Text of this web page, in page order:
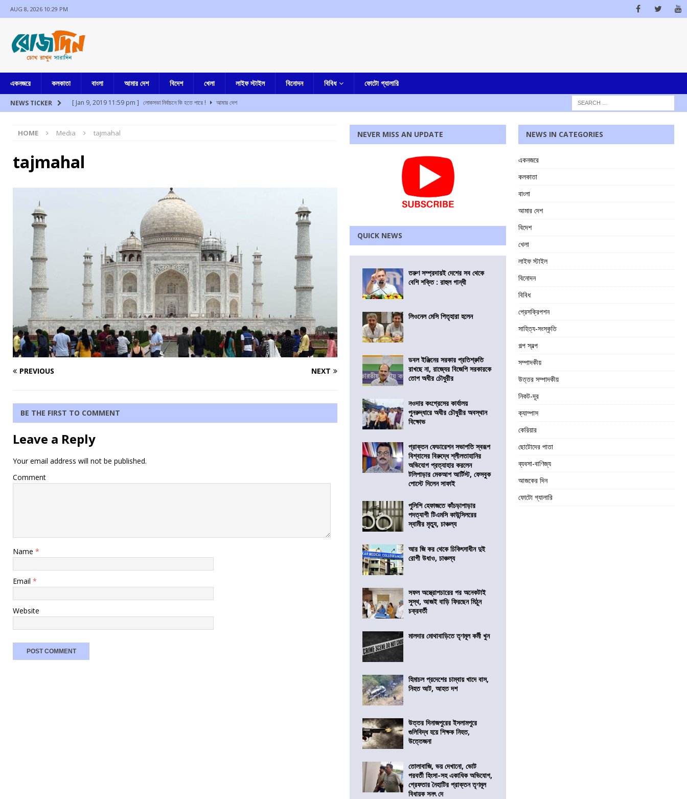
AUG 8, 2026 10:29 PM
একনজরে কলকাতা বাংলা আমার দেশ বিদেশ খেলা লাইফ স্টাইল বিনোদন বিবিধ ফোটো গ্যালারি
NEWS TICKER [ Jan 9, 2019 11:59 pm ] লোকসভা নির্বাচনে কি হতে পারে !
আমার দেশ
[ Aug 8, 2026 10:00 pm ]
[ Aug 8, 2026 8:14 pm ]
[ Aug 8, 2026 6:49 pm ] প্রাক্তন ফেডারেশন সভাপতি স্বরূপ বিশ্বাসের বিরুদ্ধে শ্লীলতাহানির অভিযোগ প্রত্যাহার করলেন টলিপাড়ার মেকআপ আর্টিস্ট, ফেসবুক পোস্টে দিলেন সাফাই
চুরির অপবাদে একই পরিবারের ৩ সদস্যকে মারধোর, উত্তেজনা ডোমজুর এলাকায়.. বাংলা
HOME Media tajmahal
tajmahal
PREVIOUS NEXT
BE THE FIRST TO COMMENT
Leave a Reply
Your email address will not be published.
Comment
Name *
Email *
Website
NEVER MISS AN UPDATE
QUICK NEWS
তরুণ সম্প্রদায়ই দেশের সব থেকে
বেশি শক্তি : রাহুল গান্ধী
লিওনেল মেসি পিতৃহারা হলেন
ডবল ইঞ্জিনের সরকার প্রতিশ্রুতি
রাখছে না, রাজ্যের বিজেপি সরকারকে
তোপ অধীর চৌধুরীর
নওদার কংগ্রেসের কার্যালয়
পুনরুদ্ধারে অধীর চৌধুরীর অবস্থান
বিক্ষোভ
প্রাক্তন ফেডারেশন সভাপতি স্বরূপ
বিশ্বাসের বিরুদ্ধে শ্লীলতাহানির
অভিযোগ প্রত্যাহার করলেন
টলিপাড়ার মেকআপ আর্টিস্ট, ফেসবুক
পোস্টে দিলেন সাফাই
পুলিশি হেফাজতে কাঁচড়াপাড়ার
পদত্যাগী টিএমসি কাউন্সিলরের
স্বামীর মৃত্যু, চাঞ্চল্য
আর জি কর থেকে চিকিৎসাধীন দুই
রোগী উধাও, চাঞ্চল্য
সফল অস্ত্রোপচারের পর অনেকটাই
সুস্থ, আজই বাড়ি ফিরছেন মিঠুন
চক্রবর্তী
মালদার মোথাবাড়িতে তৃণমূল কর্মী খুন
হিমাচল প্রদেশের চাম্বায় খাদে বাস,
নিহত আট, আহত দশ
উত্তর দিনাজপুরের ইসলামপুরে
গুলিবিদ্ধ হয়ে শিক্ষক নিহত,
উত্তেজনা
তোলাবাজি, ভয় দেখানো, ভোট
পরবর্তী হিংসা-সহ একাধিক অভিযোগ,
গ্রেফতার নৈহাটির প্রাক্তন তৃণমূল
বিধায়ক সনৎ দে
NEWS IN CATEGORIES
একনজরে
কলকাতা
বাংলা
আমার দেশ
বিদেশ
খেলা
লাইফ স্টাইল
বিনোদন
বিবিধ
প্রেসক্রিপশন
সাহিত্য-সংস্কৃতি
গল্প স্বল্প
সম্পাদকীয়
উত্তর সম্পাদকীয়
নিকট-দূর
ক্যাম্পাস
কেরিয়ার
ছোটোদের পাতা
ব্যবসা-বাণিজ্য
আজকের দিন
ফোটো গ্যালারি